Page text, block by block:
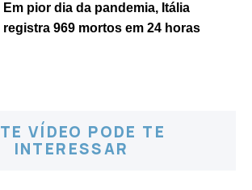
Em pior dia da pandemia, Itália
registra 969 mortos em 24 horas
VÍDEO PODE TE
INTERESSAR